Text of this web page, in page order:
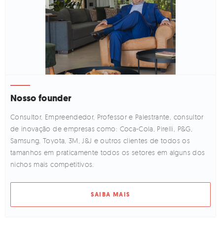
Nosso founder
Consultor, Empreendedor, Professor e Palestrante, consultor
de inovação de empresas como: Coca-Cola, Pirelli, P&G,
Samsung, Toyota, 3M, J&J e outros clientes de todos os
tamanhos em praticamente todos os setores em alguns dos
nichos mais competitivos.
SAIBA MAIS